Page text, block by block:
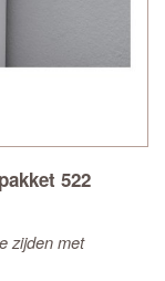
522
zijden met